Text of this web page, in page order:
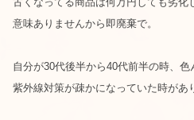
意味ありませんから即廃棄で。
自分が30代後半から40代前半の時、
紫外線対策が疎かになっていた時があ